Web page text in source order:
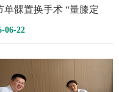
单髁置换手术 “量膝定
器人辅助的单髁置换手
06-22